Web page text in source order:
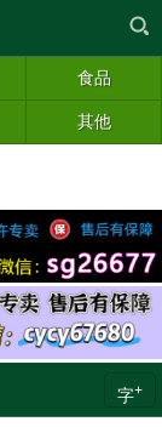
食品
其他
字+